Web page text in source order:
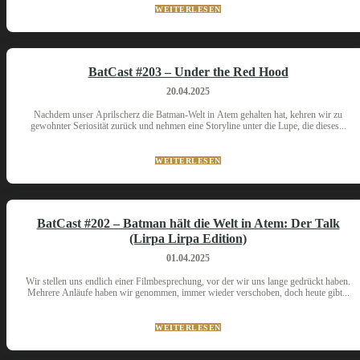
WEITERLESEN
BatCast #203 – Under the Red Hood
20.04.2025
Nachdem unser Aprilscherz die Batman-Welt in Atem gehalten hat, kehren wir zu
gewohnter Seriosität zurück und nehmen eine Storyline unter die Lupe, die dieses...
WEITERLESEN
BatCast #202 – Batman hält die Welt in Atem: Der Talk
(Lirpa Lirpa Edition)
01.04.2025
Wir stellen uns endlich einer Filmbesprechung, vor der wir uns lange gedrückt haben.
Mehrere Anläufe haben wir genommen, immer wieder verschoben, doch heute gibt...
WEITERLESEN